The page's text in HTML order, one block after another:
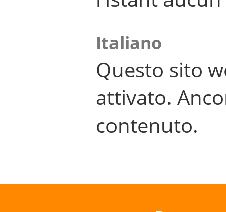
Italiano
Questo sito
attivato.
contenuto.